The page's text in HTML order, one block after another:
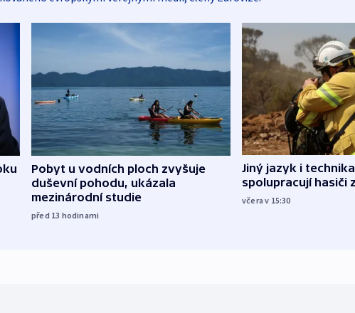
Pobyt u vodních ploch zvyšuje
duševní pohodu, ukázala
mezinárodní studie
před 13 hodinami
Jiný jazyk i
spolupracují hasiči
včera v 15:30